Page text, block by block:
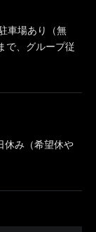
車場あり（無
で、グループ従
休み（希望休や